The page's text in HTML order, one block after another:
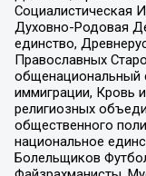
Социалистическая
Духовно-Родовая
единство,
Православных
общенациональный
иммиграции, Кровь
религиозных
общественного
национальное
Болельщиков